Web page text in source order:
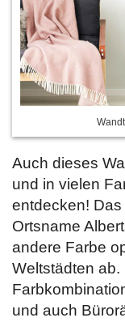
Auch dieses
und in vielen
entdecken!
Ortsname
andere Farbe
Weltstädten
und auch